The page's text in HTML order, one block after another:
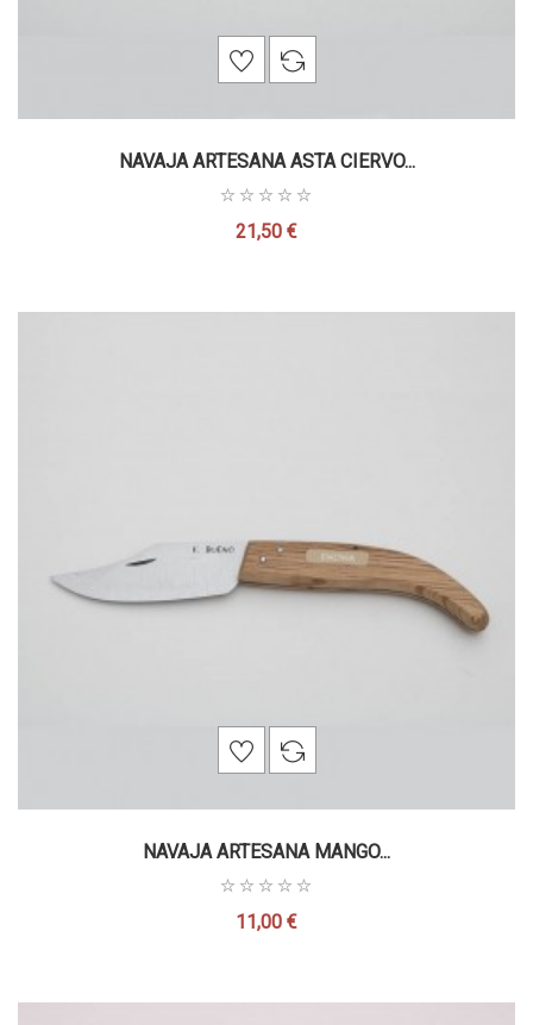
NAVAJA ARTESANA ASTA CIERVO...
Precio
21,50 €
NAVAJA ARTESANA MANGO...
Precio
11,00 €